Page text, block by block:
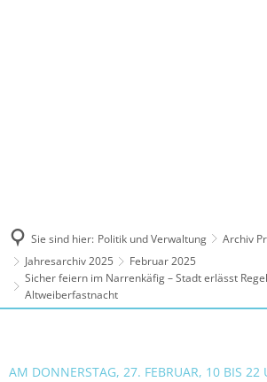
Sie sind hier: Politik und Verwaltung
Archiv
Jahresarchiv 2025
Februar 2025
Sicher feiern im Narrenkäfig – Stadt erlässt
Altweiberfastnacht
AM DONNERSTAG, 27. FEBRUAR, 10 BIS 22